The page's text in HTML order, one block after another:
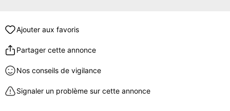
Ajouter aux favoris
Partager cette annonce
Nos conseils de vigilance
Signaler un problème sur cette annonce